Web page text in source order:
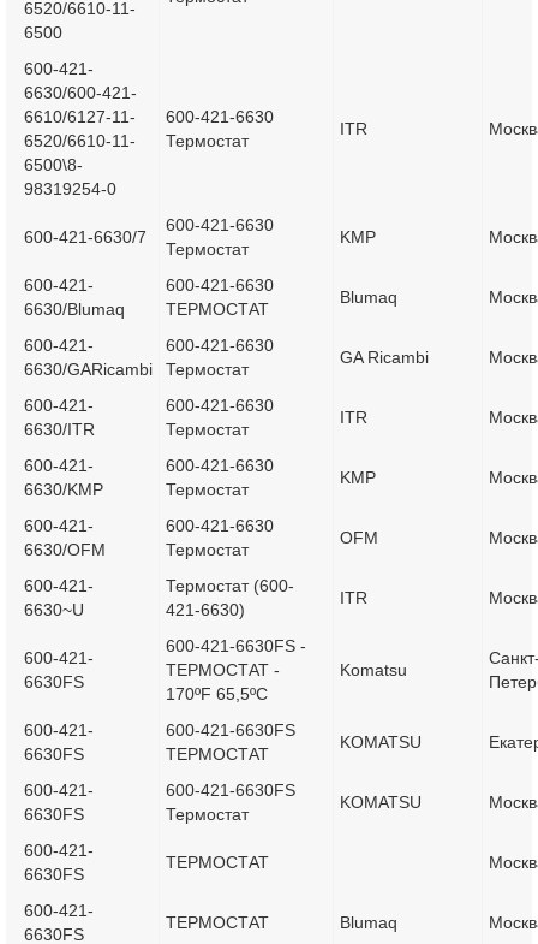
6520/6610-11-
6500
600-421-
6630/600-421-
6610/6127-11-
6520/6610-11-
6500\8-
98319254-0
600-421-6630
Термостат
ITR
600-421-6630/7
600-421-6630
Термостат
KMP
600-421-
6630/Blumaq
600-421-6630
ТЕРМОСТАТ
Blumaq
600-421-
6630/GARicambi
600-421-6630
Термостат
GA Ricambi
600-421-
6630/ITR
600-421-6630
Термостат
ITR
600-421-
6630/KMP
600-421-6630
Термостат
KMP
600-421-
6630/OFM
600-421-6630
Термостат
OFM
600-421-
6630~U
Термостат (600-
421-6630)
ITR
600-421-
6630FS
600-421-6630FS -
ТЕРМОСТАТ -
170ºF 65,5ºC
Komatsu
600-421-
6630FS
600-421-6630FS
ТЕРМОСТАТ
KOMATSU
600-421-
6630FS
600-421-6630FS
Термостат
KOMATSU
600-421-
6630FS
ТЕРМОСТАТ
600-421-
6630FS
ТЕРМОСТАТ Blumaq